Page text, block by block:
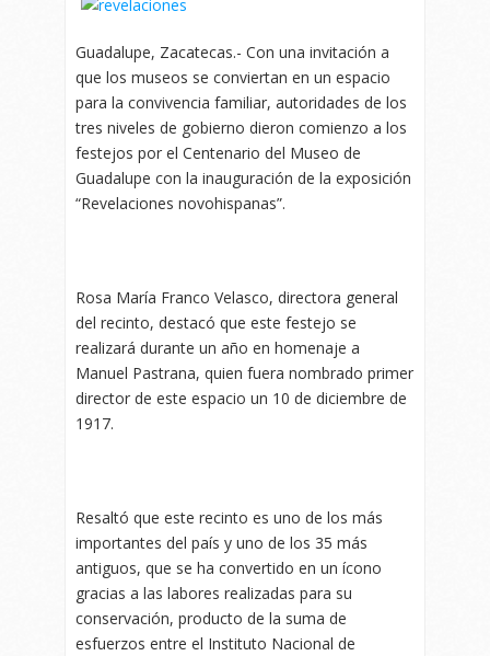
Guadalupe, Zacatecas.- Con una invitación a
que los museos se conviertan en un espacio
para la convivencia familiar, autoridades de los
tres niveles de gobierno dieron comienzo a los
festejos por el Centenario del Museo de
Guadalupe con la inauguración de la exposición
“Revelaciones novohispanas”.
Rosa María Franco Velasco, directora general
del recinto, destacó que este festejo se
realizará durante un año en homenaje a
Manuel Pastrana, quien fuera nombrado primer
director de este espacio un 10 de diciembre de
1917.
Resaltó que este recinto es uno de los más
importantes del país y uno de los 35 más
antiguos, que se ha convertido en un ícono
gracias a las labores realizadas para su
conservación, producto de la suma de
esfuerzos entre el Instituto Nacional de